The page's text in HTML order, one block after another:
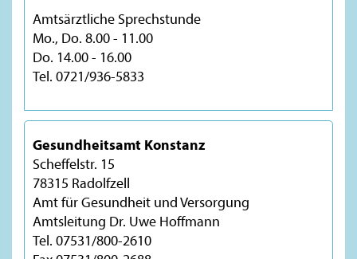
Amtsärztliche Sprechstunde
Mo., Do. 8.00 - 11.00
Do. 14.00 - 16.00
Tel. 0721/936-5833
Gesundheitsamt Konstanz
Scheffelstr. 15
78315 Radolfzell
Amt für Gesundheit und Versorgung
Amtsleitung Dr. Uwe Hoffmann
Tel. 07531/800-2610